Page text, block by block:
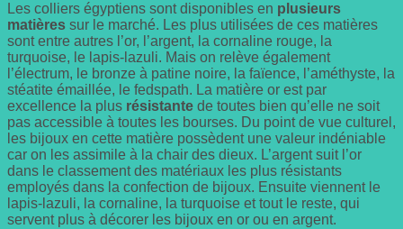
Les colliers égyptiens sont disponibles en plusieurs
matières sur le marché. Les plus utilisées de ces matières
sont entre autres l’or, l’argent, la cornaline rouge, la
turquoise, le lapis-lazuli. Mais on relève également
l’électrum, le bronze à patine noire, la faïence, l’améthyste, la
stéatite émaillée, le fedspath. La matière or est par
excellence la plus résistante de toutes bien qu’elle ne soit
pas accessible à toutes les bourses. Du point de vue culturel,
les bijoux en cette matière possèdent une valeur indéniable
car on les assimile à la chair des dieux. L’argent suit l’or
dans le classement des matériaux les plus résistants
employés dans la confection de bijoux. Ensuite viennent le
lapis-lazuli, la cornaline, la turquoise et tout le reste, qui
servent plus à décorer les bijoux en or ou en argent.